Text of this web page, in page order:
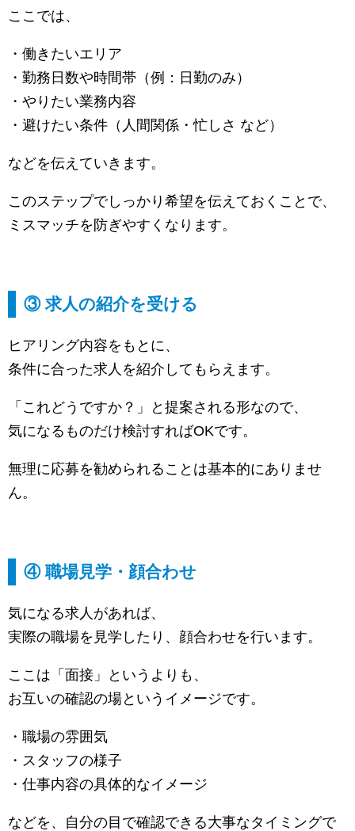
ここでは、
・働きたいエリア
・勤務日数や時間帯（例：日勤のみ）
・やりたい業務内容
・避けたい条件（人間関係・忙しさ など）
などを伝えていきます。
このステップでしっかり希望を伝えておくことで、
ミスマッチを防ぎやすくなります。
③ 求人の紹介を受ける
ヒアリング内容をもとに、
条件に合った求人を紹介してもらえます。
「これどうですか？」と提案される形なので、
気になるものだけ検討すればOKです。
無理に応募を勧められることは基本的にありませ
ん。
④ 職場見学・顔合わせ
気になる求人があれば、
実際の職場を見学したり、顔合わせを行います。
ここは「面接」というよりも、
お互いの確認の場というイメージです。
・職場の雰囲気
・スタッフの様子
・仕事内容の具体的なイメージ
などを、自分の目で確認できる大事なタイミングで